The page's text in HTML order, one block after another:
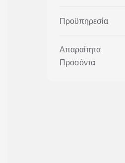
Προϋπηρεσία
Απαραίτητα
Προσόντα